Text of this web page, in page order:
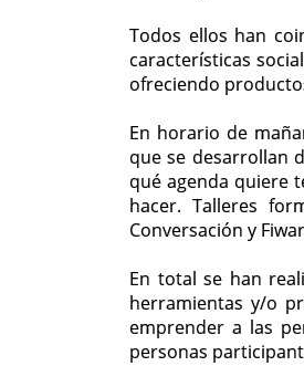
Todos ellos han
características
ofreciendo
En horario de
que se desarrollan
qué agenda quiere
hacer. Talleres
Conversación y
En total se han
herramientas y/o
emprender a las
personas